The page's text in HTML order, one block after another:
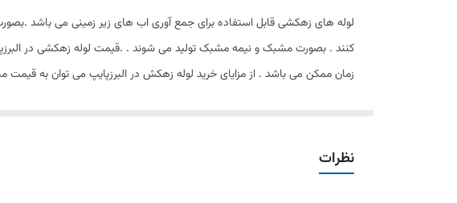
لوله های زهکشی قابل استفاده برای جمع آوری اب های زیر زمینی می باشد
کنند . بصورت مشبک و نیمه مشبک تولید می شوند . .قیمت لوله زهکشی در
زمان ممکن می باشد . از مزایای خرید لوله زهکش در البرزپایپ می توان به قیمت
نظرات